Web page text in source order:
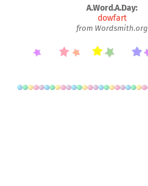
A.Word.A.Day:
dowfart
from Wordsmith.org